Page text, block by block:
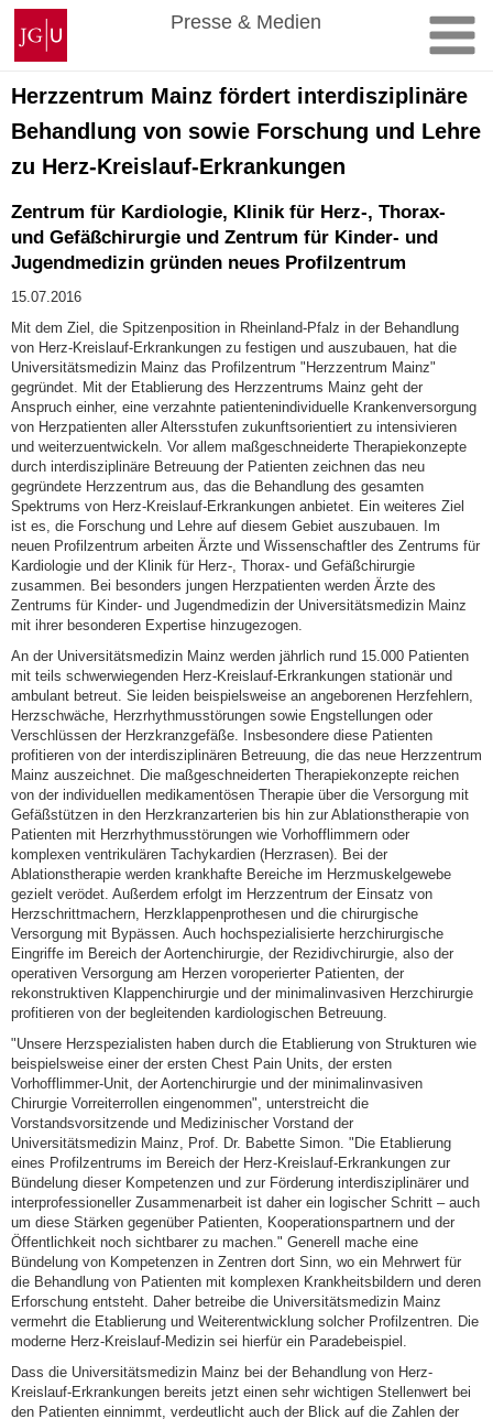
Zum
Inhalt
springen
Johannes
Gutenberg-
Universität
Mainz
Presse & Medien
Herzzentrum Mainz fördert interdisziplinäre
Behandlung von sowie Forschung und Lehre
zu Herz-Kreislauf-Erkrankungen
Zentrum für Kardiologie, Klinik für Herz-, Thorax-
und Gefäßchirurgie und Zentrum für Kinder- und
Jugendmedizin gründen neues Profilzentrum
15.07.2016
Mit dem Ziel, die Spitzenposition in Rheinland-Pfalz in der Behandlung
von Herz-Kreislauf-Erkrankungen zu festigen und auszubauen, hat die
Universitätsmedizin Mainz das Profilzentrum "Herzzentrum Mainz"
gegründet. Mit der Etablierung des Herzzentrums Mainz geht der
Anspruch einher, eine verzahnte patientenindividuelle Krankenversorgung
von Herzpatienten aller Altersstufen zukunftsorientiert zu intensivieren
und weiterzuentwickeln. Vor allem maßgeschneiderte Therapiekonzepte
durch interdisziplinäre Betreuung der Patienten zeichnen das neu
gegründete Herzzentrum aus, das die Behandlung des gesamten
Spektrums von Herz-Kreislauf-Erkrankungen anbietet. Ein weiteres Ziel
ist es, die Forschung und Lehre auf diesem Gebiet auszubauen. Im
neuen Profilzentrum arbeiten Ärzte und Wissenschaftler des Zentrums für
Kardiologie und der Klinik für Herz-, Thorax- und Gefäßchirurgie
zusammen. Bei besonders jungen Herzpatienten werden Ärzte des
Zentrums für Kinder- und Jugendmedizin der Universitätsmedizin Mainz
mit ihrer besonderen Expertise hinzugezogen.
An der Universitätsmedizin Mainz werden jährlich rund 15.000 Patienten
mit teils schwerwiegenden Herz-Kreislauf-Erkrankungen stationär und
ambulant betreut. Sie leiden beispielsweise an angeborenen Herzfehlern,
Herzschwäche, Herzrhythmusstörungen sowie Engstellungen oder
Verschlüssen der Herzkranzgefäße. Insbesondere diese Patienten
profitieren von der interdisziplinären Betreuung, die das neue Herzzentrum
Mainz auszeichnet. Die maßgeschneiderten Therapiekonzepte reichen
von der individuellen medikamentösen Therapie über die Versorgung mit
Gefäßstützen in den Herzkranzarterien bis hin zur Ablationstherapie von
Patienten mit Herzrhythmusstörungen wie Vorhofflimmern oder
komplexen ventrikulären Tachykardien (Herzrasen). Bei der
Ablationstherapie werden krankhafte Bereiche im Herzmuskelgewebe
gezielt verödet. Außerdem erfolgt im Herzzentrum der Einsatz von
Herzschrittmachern, Herzklappenprothesen und die chirurgische
Versorgung mit Bypässen. Auch hochspezialisierte herzchirurgische
Eingriffe im Bereich der Aortenchirurgie, der Rezidivchirurgie, also der
operativen Versorgung am Herzen voroperierter Patienten, der
rekonstruktiven Klappenchirurgie und der minimalinvasiven Herzchirurgie
profitieren von der begleitenden kardiologischen Betreuung.
"Unsere Herzspezialisten haben durch die Etablierung von Strukturen wie
beispielsweise einer der ersten Chest Pain Units, der ersten
Vorhofflimmer-Unit, der Aortenchirurgie und der minimalinvasiven
Chirurgie Vorreiterrollen eingenommen", unterstreicht die
Vorstandsvorsitzende und Medizinischer Vorstand der
Universitätsmedizin Mainz, Prof. Dr. Babette Simon. "Die Etablierung
eines Profilzentrums im Bereich der Herz-Kreislauf-Erkrankungen zur
Bündelung dieser Kompetenzen und zur Förderung interdisziplinärer und
interprofessioneller Zusammenarbeit ist daher ein logischer Schritt – auch
um diese Stärken gegenüber Patienten, Kooperationspartnern und der
Öffentlichkeit noch sichtbarer zu machen." Generell mache eine
Bündelung von Kompetenzen in Zentren dort Sinn, wo ein Mehrwert für
die Behandlung von Patienten mit komplexen Krankheitsbildern und deren
Erforschung entsteht. Daher betreibe die Universitätsmedizin Mainz
vermehrt die Etablierung und Weiterentwicklung solcher Profilzentren. Die
moderne Herz-Kreislauf-Medizin sei hierfür ein Paradebeispiel.
Dass die Universitätsmedizin Mainz bei der Behandlung von Herz-
Kreislauf-Erkrankungen bereits jetzt einen sehr wichtigen Stellenwert bei
den Patienten einnimmt, verdeutlicht auch der Blick auf die Zahlen der